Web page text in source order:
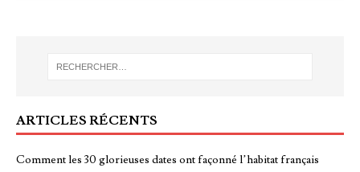
ARTICLES RÉCENTS
Comment les 30 glorieuses dates ont façonné l’habitat français